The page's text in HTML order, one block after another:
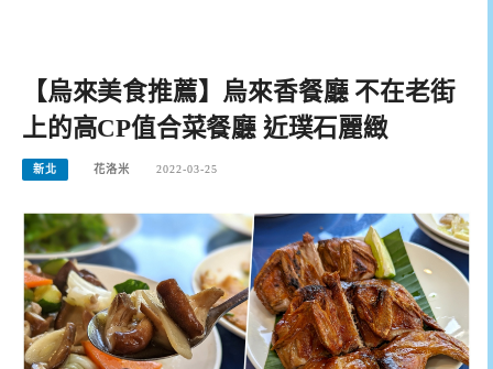
【烏來美食推薦】烏來香餐廳 不在老街
上的高CP值合菜餐廳 近璞石麗緻
新北 花洛米 2022-03-25